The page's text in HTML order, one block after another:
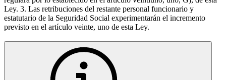
Ley. 3. Las retribuciones del restante personal funcionario y
estatutario de la Seguridad Social experimentarán el incremento
previsto en el artículo veinte, uno de esta Ley.